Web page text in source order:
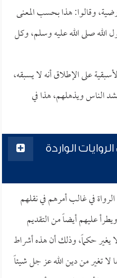
وقالوا: هذا بحسب المعنى
الله صلى الله عليه وسلم، وكل
على الإطلاق أنه لا يسبقه،
الناس ويذهلهم، هذا في
الواردة
في غالب أمرهم في نقلهم
عليهم أيضاً من التقديم
يغير حكماً، وذلك أن هذه أشراط
لا تغير من دين الله عز جل شيئاً